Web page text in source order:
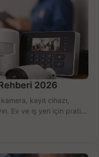
2026
kayıt cihazı,
Ev ve iş yeri için pratik